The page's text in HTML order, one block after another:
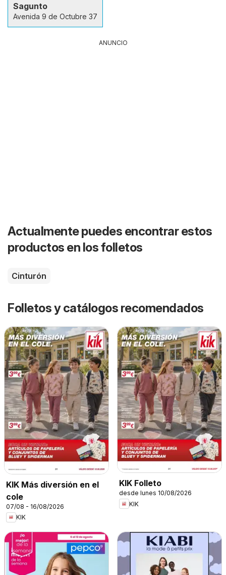
Sagunto
Avenida 9 de Octubre 37
ANUNCIO
Actualmente puedes encontrar estos
productos en los folletos
Cinturón
Folletos y catálogos recomendados
KIK Más diversión en el
cole
07/08 - 16/08/2026
KIK
KIK Folleto
desde lunes 10/08/2026
KIK